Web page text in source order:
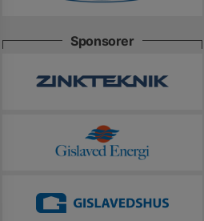
Sponsorer